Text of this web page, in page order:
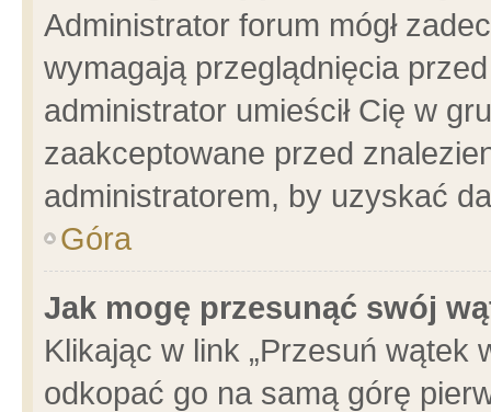
Administrator forum mógł
wymagają przeglądnięcia
administrator umieścił Cię w
zaakceptowane przed
administratorem, by uzyskać
Góra
Jak mogę przesunąć swój
Klikając w link „Przesuń wątek
odkopać go na samą górę